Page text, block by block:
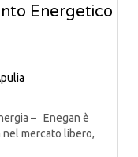
Energetico
– Enegan è
mercato libero,